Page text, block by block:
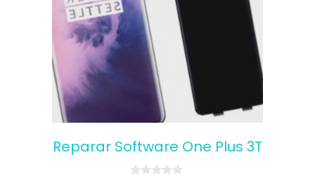
Reparar Software One Plus 3T